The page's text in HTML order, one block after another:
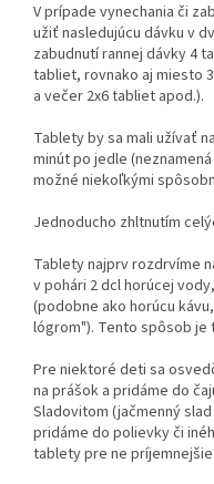
V prípade vynechania či
užiť nasledujúcu dávku v
zabudnutí rannej dávky 4
tabliet, rovnako aj miesto
a večer 2x6 tabliet apod.).
Tablety by sa mali užívať
minút po jedle
možné niekoľkými
Jednoducho zhltnutím
Tablety najprv rozdrvíme
v pohári 2 dcl horúcej
(podobne ako horúcu
lógrom"). Tento spôsob je
Pre niektoré deti sa
na prášok a pridáme do
Sladovitom (jačmenný
pridáme do polievky či
tablety pre ne príjemnejšie.